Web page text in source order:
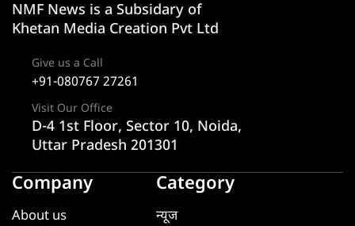
NMF News is a Subsidary of
Khetan Media Creation Pvt Ltd
Give us a Call
+91-080767 27261
Visit Our Office
D-4 1st Floor, Sector 10, Noida,
Uttar Pradesh 201301
Company
About us
Category
न्यूज